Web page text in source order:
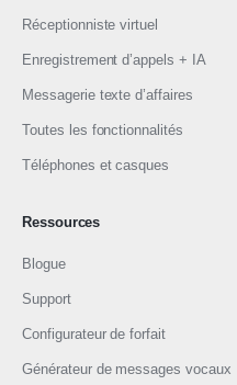
Réceptionniste virtuel
Enregistrement d’appels + IA
Messagerie texte d’affaires
Toutes les fonctionnalités
Téléphones et casques
Ressources
Blogue
Support
Configurateur de forfait
Générateur de messages vocaux